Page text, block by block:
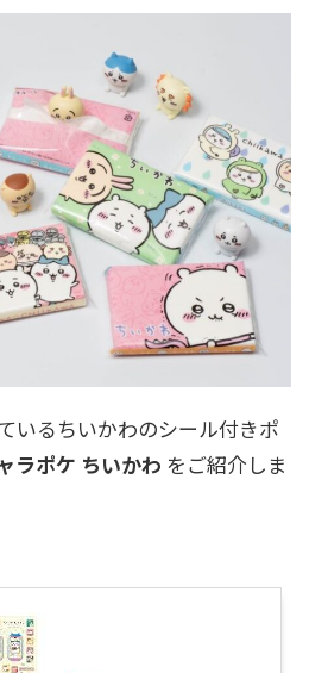
いるちいかわのシール付きポ
ラポケ ちいかわ をご紹介しま